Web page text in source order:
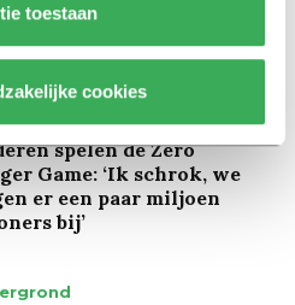
toestaan
cookies
kom die
toren uit’
spelen de Zero
Game: ‘Ik schrok, we
er een paar miljoen
bij’